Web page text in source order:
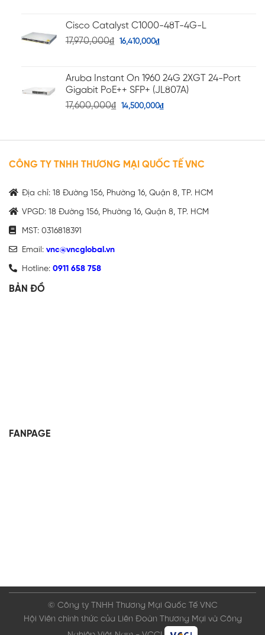
Cisco Catalyst C1000-48T-4G-L
17,970,000₫ 16,410,000₫
Aruba Instant On 1960 24G 2XGT 24-Port
Gigabit PoE++ SFP+ (JL807A)
17,600,000₫ 14,500,000₫
CÔNG TY TNHH THƯƠNG MẠI QUỐC TẾ VNC
Địa chỉ: 18 Đường 156, Phường 16, Quận 8, TP. HCM
VPGD: 18 Đường 156, Phường 16, Quận 8, TP. HCM
MST: 0316818391
Email: vnc@vncglobal.vn
Hotline: 0911 658 758
BẢN ĐỒ
FANPAGE
© Công ty TNHH Thương Mại Quốc Tế VNC
Hội Viên chính thức của Liên Đoàn Thương Mại và Công